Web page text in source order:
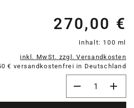
270,00 €
Inhalt: 100 ml
inkl. MwSt. zzgl. Versandkosten
€ versandkostenfrei in Deutschland